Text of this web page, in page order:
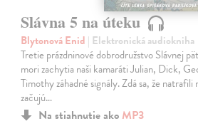
Slávna 5 na úteku
Blytonová Enid | Elektronická audiokniha
Tretie prázdninové dobrodružstvo Slávnej
mori zachytia naši kamaráti Julian, Dick,
Timothy záhadné signály. Zdá sa, že natrafili
začujú…
Na stiahnutie ako MP3